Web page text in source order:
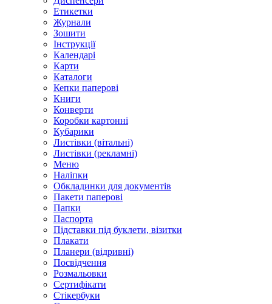
Етикетки
Журнали
Зошити
Інструкції
Календарі
Карти
Каталоги
Кепки паперові
Книги
Конверти
Коробки картонні
Кубарики
Листівки (вітальні)
Листівки (рекламні)
Меню
Наліпки
Обкладинки для документів
Пакети паперові
Папки
Паспорта
Підставки під буклети, візитки
Плакати
Планери (відривні)
Посвідчення
Розмальовки
Сертифікати
Стікербуки